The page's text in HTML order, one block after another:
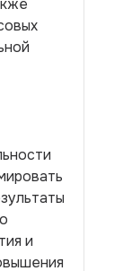
и